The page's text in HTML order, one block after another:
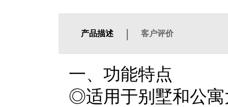
产品描述 | 客户评价
一、功能特点
◎适用于别墅和公寓